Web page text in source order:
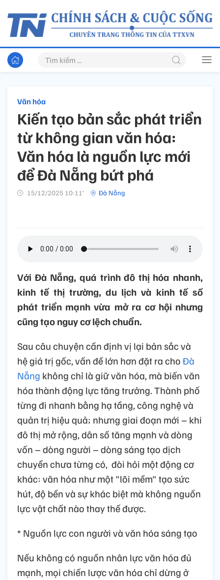
Văn hóa
Kiến tạo bản sắc phát triển
từ không gian văn hóa:
Văn hóa là nguồn lực mới
để Đà Nẵng bứt phá
15/12/2025 10:11’ Đà Nẵng
Với Đà Nẵng, quá trình đô thị hóa nhanh,
kinh tế thị trường, du lịch và kinh tế số
phát triển mạnh vừa mở ra cơ hội nhưng
cũng tạo nguy cơ lệch chuẩn.
Sau câu chuyện cần định vị lại bản sắc và
hệ giá trị gốc, vấn đề lớn hơn đặt ra choĐà
Nẵng không chỉ là giữ văn hóa, mà biến văn
hóa thành động lực tăng trưởng. Thành phố
từng đi nhanh bằng hạ tầng, công nghệ và
quản trị hiệu quả; nhưng giai đoạn mới – khi
đô thị mở rộng, dân số tăng mạnh và dòng
vốn – dòng người – dòng sáng tạo dịch
chuyển chưa từng có, đòi hỏi một động cơ
khác: văn hóa như một "lõi mềm" tạo sức
hút, độ bền và sự khác biệt mà không nguồn
lực vật chất nào thay thế được.
* Nguồn lực con người và văn hóa sáng tạo
Nếu không có nguồn nhân lực văn hóa đủ
mạnh, mọi chiến lược văn hóa chỉ dừng ở